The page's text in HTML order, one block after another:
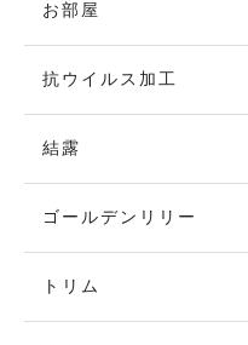
お部屋
抗ウイルス加工
結露
ゴールデンリリー
トリム